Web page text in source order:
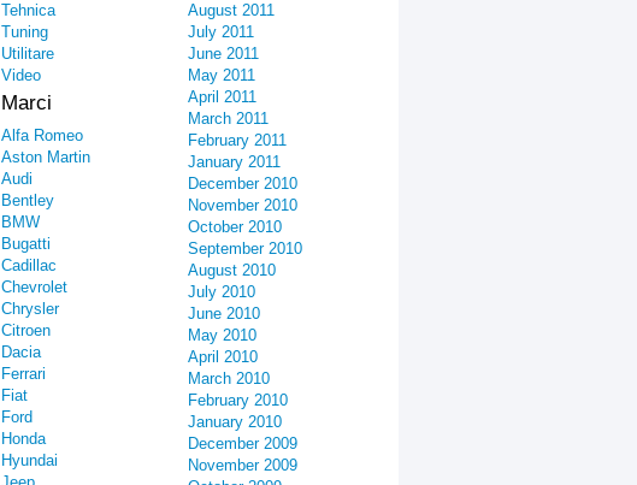
Tehnica
Tuning
Utilitare
Video
Marci
Alfa Romeo
Aston Martin
Audi
Bentley
BMW
Bugatti
Cadillac
Chevrolet
Chrysler
Citroen
Dacia
Ferrari
Fiat
Ford
Honda
Hyundai
August 2011
July 2011
June 2011
May 2011
April 2011
March 2011
February 2011
January 2011
December 2010
November 2010
October 2010
September 2010
August 2010
July 2010
June 2010
May 2010
April 2010
March 2010
February 2010
January 2010
December 2009
November 2009